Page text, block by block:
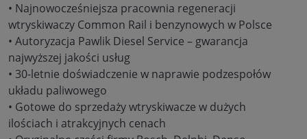
• Najnowocześniejsza pracownia regeneracji
wtryskiwaczy Common Rail i benzynowych w Polsce
• Autoryzacja Pawlik Diesel Service – gwarancja
najwyższej jakości usług
• 30-letnie doświadczenie w naprawie podzespołów
układu paliwowego
• Gotowe do sprzedaży wtryskiwacze w dużych
ilościach i atrakcyjnych cenach